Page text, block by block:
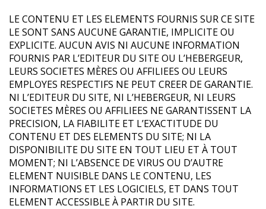
LE CONTENU ET LES ELEMENTS FOURNIS SUR CE SITE
LE SONT SANS AUCUNE GARANTIE, IMPLICITE OU
EXPLICITE. AUCUN AVIS NI AUCUNE INFORMATION
FOURNIS PAR L’EDITEUR DU SITE OU L’HEBERGEUR,
LEURS SOCIETES MÈRES OU AFFILIEES OU LEURS
EMPLOYES RESPECTIFS NE PEUT CREER DE GARANTIE.
NI L’EDITEUR DU SITE, NI L’HEBERGEUR, NI LEURS
SOCIETES MÈRES OU AFFILIEES NE GARANTISSENT LA
PRECISION, LA FIABILITE ET L’EXACTITUDE DU
CONTENU ET DES ELEMENTS DU SITE; NI LA
DISPONIBILITE DU SITE EN TOUT LIEU ET À TOUT
MOMENT; NI L’ABSENCE DE VIRUS OU D’AUTRE
ELEMENT NUISIBLE DANS LE CONTENU, LES
INFORMATIONS ET LES LOGICIELS, ET DANS TOUT
ELEMENT ACCESSIBLE À PARTIR DU SITE.